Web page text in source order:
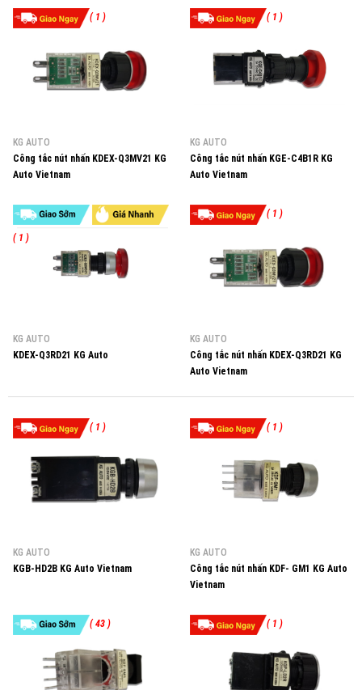
( 1 )
KG AUTO
Công tắc nút nhấn KDEX-Q3MV21 KG
Auto Vietnam
( 1 )
KG AUTO
Công tắc nút nhấn KGE-C4B1R KG
Auto Vietnam
( 1 )
KG AUTO
KDEX-Q3RD21 KG Auto
( 1 )
KG AUTO
Công tắc nút nhấn KDEX-Q3RD21 KG
Auto Vietnam
( 1 )
KG AUTO
KGB-HD2B KG Auto Vietnam
( 1 )
KG AUTO
Công tắc nút nhấn KDF- GM1 KG Auto
Vietnam
( 43 ) ( 1 )